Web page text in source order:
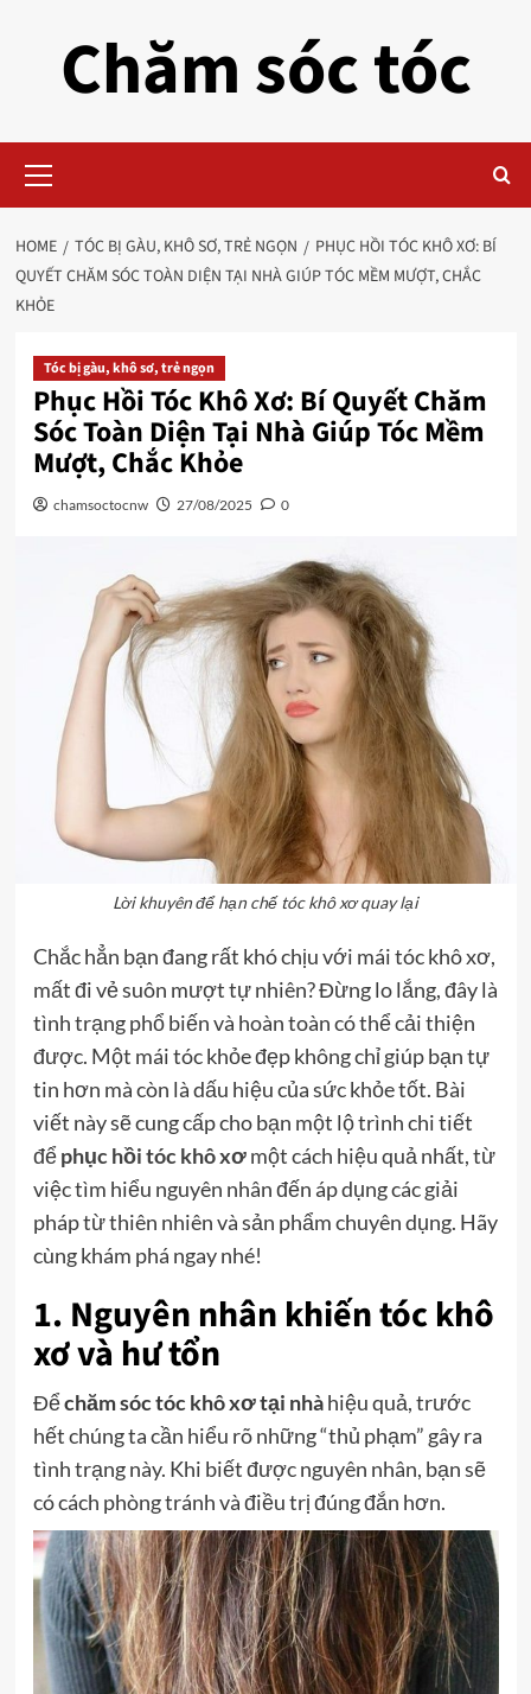
Chăm sóc tóc
Menu
HOME TÓC BỊ GÀU, KHÔ SƠ, TRẺ NGỌN
PHỤC HỒI TÓC KHÔ XƠ: BÍ
QUYẾT CHĂM SÓC TOÀN DIỆN TẠI NHÀ GIÚP TÓC MỀM MƯỢT, CHẮC
KHỎE
Tóc bị gàu, khô sơ, trẻ ngọn
Phục Hồi Tóc Khô Xơ: Bí Quyết Chăm
Sóc Toàn Diện Tại Nhà Giúp Tóc Mềm
Mượt, Chắc Khỏe
chamsoctocnw 27/08/2025 0
Lời khuyên để hạn chế tóc khô xơ quay lại
Chắc hẳn bạn đang rất khó chịu với mái tóc khô xơ,
mất đi vẻ suôn mượt tự nhiên? Đừng lo lắng, đây là
tình trạng phổ biến và hoàn toàn có thể cải thiện
được. Một mái tóc khỏe đẹp không chỉ giúp bạn tự
tin hơn mà còn là dấu hiệu của sức khỏe tốt. Bài
viết này sẽ cung cấp cho bạn một lộ trình chi tiết
đểphục hồi tóc khô xơmột cách hiệu quả nhất, từ
việc tìm hiểu nguyên nhân đến áp dụng các giải
pháp từ thiên nhiên và sản phẩm chuyên dụng. Hãy
cùng khám phá ngay nhé!
1. Nguyên nhân khiến tóc khô
xơ và hư tổn
Đểchăm sóc tóc khô xơ tại nhàhiệu quả, trước
hết chúng ta cần hiểu rõ những “thủ phạm” gây ra
tình trạng này. Khi biết được nguyên nhân, bạn sẽ
có cách phòng tránh và điều trị đúng đắn hơn.